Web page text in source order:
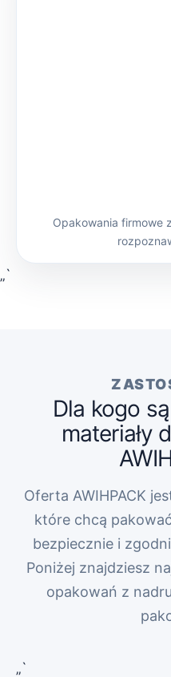
Opakowania firmowe
„`
Dla kogo
materiały
Oferta AWIHPACK
które chcą
bezpiecznie i
Poniżej znajdziesz
opakowań z
„`